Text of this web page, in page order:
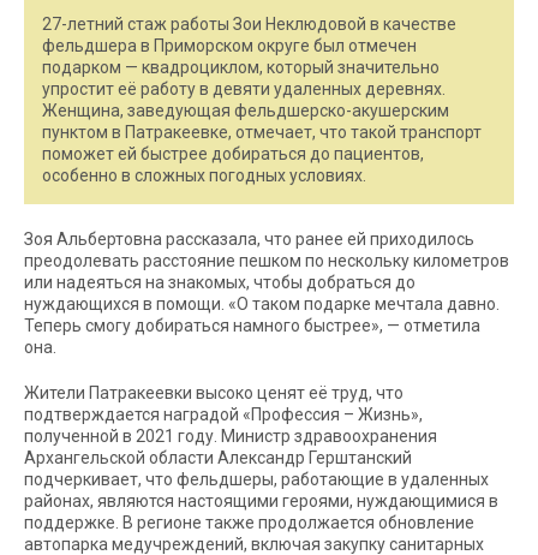
27-летний стаж работы Зои Неклюдовой в качестве
фельдшера в Приморском округе был отмечен
подарком — квадроциклом, который значительно
упростит её работу в девяти удаленных деревнях.
Женщина, заведующая фельдшерско-акушерским
пунктом в Патракеевке, отмечает, что такой транспорт
поможет ей быстрее добираться до пациентов,
особенно в сложных погодных условиях.
Зоя Альбертовна рассказала, что ранее ей приходилось
преодолевать расстояние пешком по нескольку километров
или надеяться на знакомых, чтобы добраться до
нуждающихся в помощи. «О таком подарке мечтала давно.
Теперь смогу добираться намного быстрее», — отметила
она.
Жители Патракеевки высоко ценят её труд, что
подтверждается наградой «Профессия – Жизнь»,
полученной в 2021 году. Министр здравоохранения
Архангельской области Александр Герштанский
подчеркивает, что фельдшеры, работающие в удаленных
районах, являются настоящими героями, нуждающимися в
поддержке. В регионе также продолжается обновление
автопарка медучреждений, включая закупку санитарных